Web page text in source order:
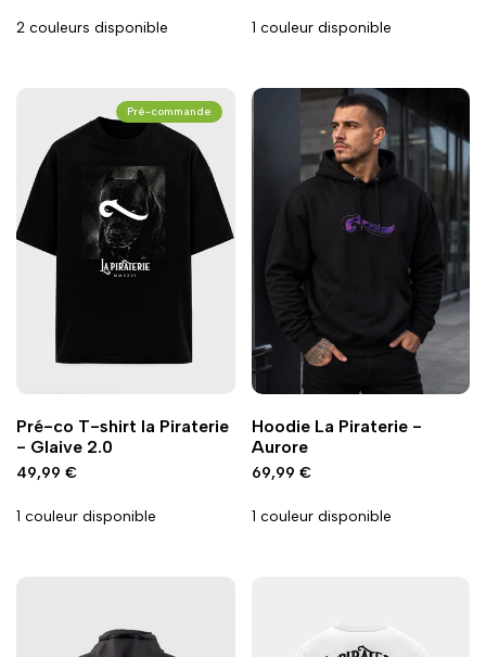
2 couleurs disponible 1 couleur disponible
Pré-commande
à
la
wishlist
à
la
comparaison
Vue
rapide
Pré-co T-shirt la Piraterie
- Glaive 2.0
Prix
49,99 €
1 couleur disponible
à
la
wishlist
à
la
comparaison
Vue
Hoodie La Piraterie -
Aurore
Prix
69,99 €
1 couleur disponible